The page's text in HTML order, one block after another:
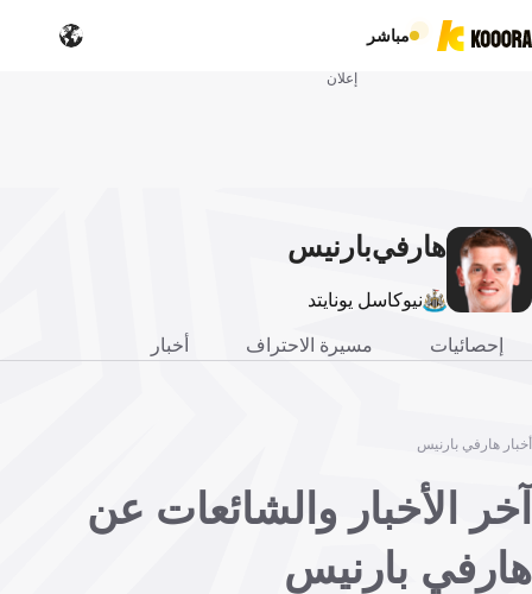
مباشر
إعلان
هارفيبارنيس
نيوكاسل يونايتد
إحصائيات مسيرة الاحتراف أخبار
أخبار هارفي بارنيس
آخر الأخبار والشائعات عن
هارفي بارنيس